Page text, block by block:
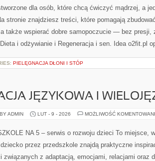
dla osób, które chcą ćwiczyć mądrzej, a
stronie znajdziesz treści, które pomagają
a także wspierać dobre samopoczucie — bez presji,
i odżywianie i Regeneracja i sen. Idea o2fit.pl
PIELĘGNACJA DŁONI I STÓP
JĘZYKOWA I
ADMIN LUT - 9 - 2026 MOŻLIWOŚĆ
NA 5 – serwis o rozwoju dzieci To miejsce,
przez przedszkole znajdą praktyczne
związanych z adaptacją, emocjami, relacjami oraz